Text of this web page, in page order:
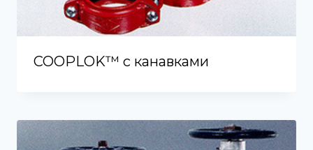
COOPLOK™ с канавками